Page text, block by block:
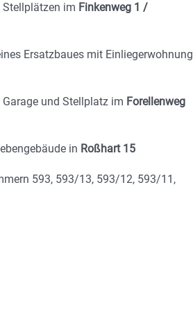
Stellplätzen im Finkenweg 1 /
Ersatzbaues mit Einliegerwohnung
und Stellplatz im Forellenweg
in Roßhart 15
593, 593/13, 593/12, 593/11,